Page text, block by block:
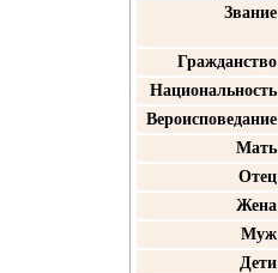
Звание
Гражданство
Национальность
Вероисповедание
Мать
Отец
Жена
Муж
Дети